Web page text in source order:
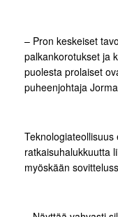
– Pron keskeiset
palkankorotukset ja
puolesta prolaiset
puheenjohtaja
ratkaisuhalukkuutta
myöskään